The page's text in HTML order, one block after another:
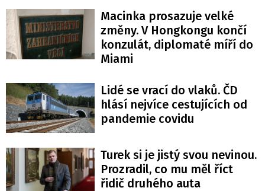
Macinka prosazuje velké
změny. V Hongkongu končí
konzulát, diplomaté míří do
Miami
Lidé se vrací do vlaků. ČD
hlásí nejvíce cestujících od
pandemie covidu
Turek si je jistý svou nevinou.
Prozradil, co mu měl říct
řidič druhého auta